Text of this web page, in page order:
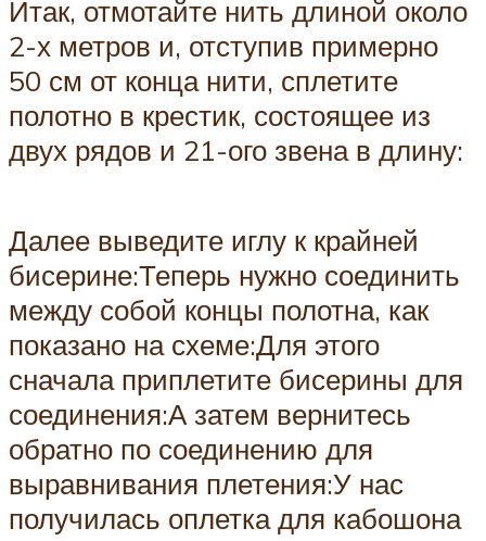
Итак, отмотайте нить длиной около
2-х метров и, отступив примерно
50 см от конца нити, сплетите
полотно в крестик, состоящее из
двух рядов и 21-ого звена в длину:
Далее выведите иглу к крайней
бисерине:Теперь нужно соединить
между собой концы полотна, как
показано на схеме:Для этого
сначала приплетите бисерины для
соединения:А затем вернитесь
обратно по соединению для
выравнивания плетения:У нас
получилась оплетка для кабошона